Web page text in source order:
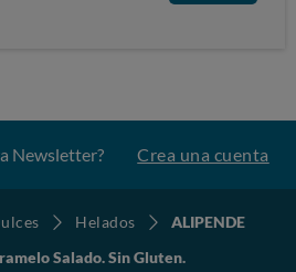
Newsletter? Crea una cuenta
Helados
ALIPENDE
Salado. Sin Gluten.